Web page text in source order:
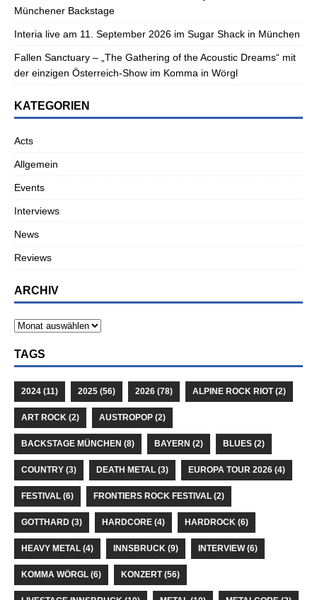
Münchener Backstage
Interia live am 11. September 2026 im Sugar Shack in München
Fallen Sanctuary – „The Gathering of the Acoustic Dreams“ mit
der einzigen Österreich-Show im Komma in Wörgl
KATEGORIEN
Acts
Allgemein
Events
Interviews
News
Reviews
ARCHIV
TAGS
2024 (11) 2025 (56) 2026 (78) ALPINE ROCK RIOT(2)
ART ROCK (2) AUSTROPOP (2)
BACKSTAGE MÜNCHEN (8) BAYERN (2) BLUES (2)
COUNTRY (3) DEATH METAL (3) EUROPA TOUR 2026 (4)
FESTIVAL (6) FRONTIERS ROCK FESTIVAL (2)
GOTTHARD (3) HARDCORE (4) HARDROCK (6)
HEAVY METAL (4) INNSBRUCK (9) INTERVIEW(6)
KOMMA WÖRGL (6) KONZERT(56)